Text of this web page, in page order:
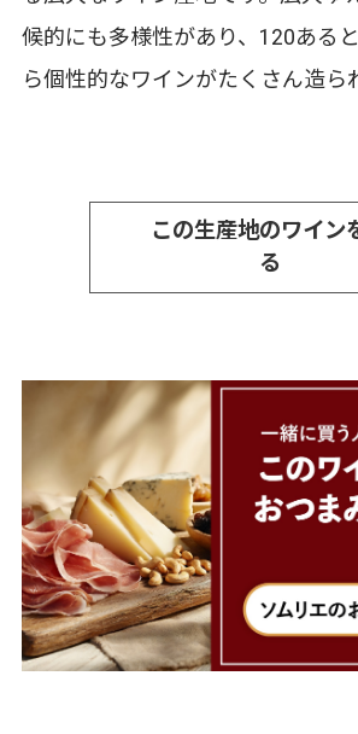
候的にも多様性があり、120ある
ら個性的なワインがたくさん造ら
この生産地のワイン
る